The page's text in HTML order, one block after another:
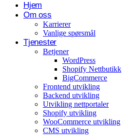
Hjem
Om oss
Karrierer
Vanlige spørsmål
Tjenester
Betjener
WordPress
Shopify Nettbutikk
BigCommerce
Frontend utvikling
Backend utvikling
Utvikling nettportaler
Shopify utvikling
WooCommerce utvikling
CMS utvikling
Arrangementer og opplevelser
Eventplanleggere